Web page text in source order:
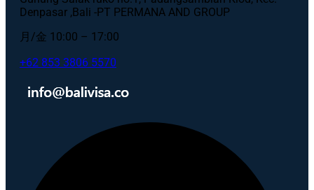
Denpasar ,Bali -PT PERMANA AND GROUP
月/金 10:00 – 17:00
+62 853 3806 5570